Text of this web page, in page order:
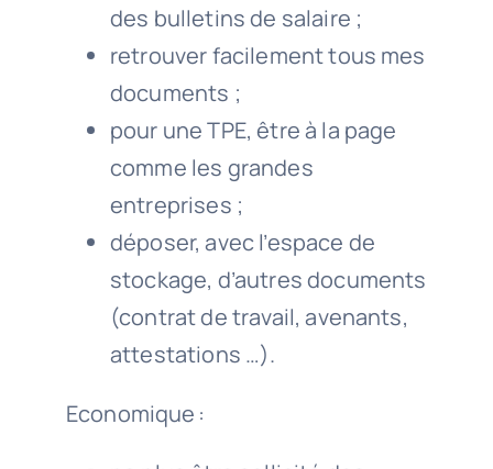
des bulletins de salaire ;
retrouver facilement tous mes
documents ;
pour une TPE, être à la page
comme les grandes
entreprises ;
déposer, avec l’espace de
stockage, d’autres documents
(contrat de travail, avenants,
attestations …).
Economique :